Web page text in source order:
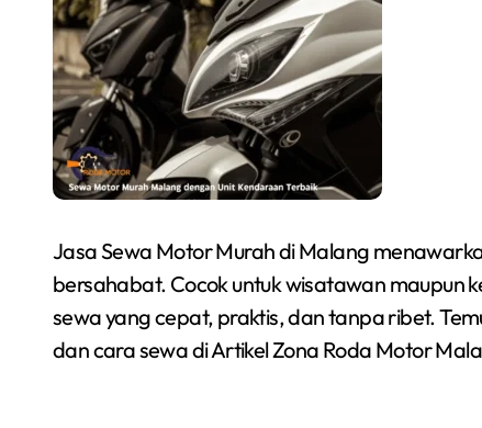
Jasa Sewa Motor Murah di Malang
bersahabat. Cocok untuk wisatawan maupun
sewa yang cepat, praktis, dan tanpa ribet.
dan cara sewa di Artikel Zona Roda Motor